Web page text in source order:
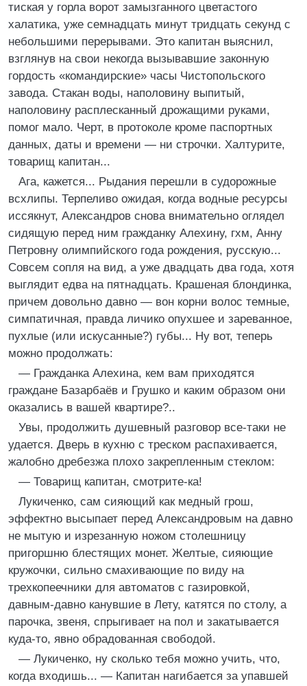
тиская у горла ворот замызганного цветастого
халатика, уже семнадцать минут тридцать секунд с
небольшими перерывами. Это капитан выяснил,
взглянув на свои некогда вызывавшие законную
гордость «командирские» часы Чистопольского
завода. Стакан воды, наполовину выпитый,
наполовину расплесканный дрожащими руками,
помог мало. Черт, в протоколе кроме паспортных
данных, даты и времени — ни строчки. Халтурите,
товарищ капитан...
Ага, кажется... Рыдания перешли в судорожные
всхлипы. Терпеливо ожидая, когда водные ресурсы
иссякнут, Александров снова внимательно оглядел
сидящую перед ним гражданку Алехину, гхм, Анну
Петровну олимпийского года рождения, русскую...
Совсем сопля на вид, а уже двадцать два года, хотя
выглядит едва на пятнадцать. Крашеная блондинка,
причем довольно давно — вон корни волос темные,
симпатичная, правда личико опухшее и зареванное,
пухлые (или искусанные?) губы... Ну вот, теперь
можно продолжать:
— Гражданка Алехина, кем вам приходятся
граждане Базарбаёв и Грушко и каким образом они
оказались в вашей квартире?..
Увы, продолжить душевный разговор все-таки не
удается. Дверь в кухню с треском распахивается,
жалобно дребезжа плохо закрепленным стеклом:
— Товарищ капитан, смотрите-ка!
Лукиченко, сам сияющий как медный грош,
эффектно высыпает перед Александровым на давно
не мытую и изрезанную ножом столешницу
пригоршню блестящих монет. Желтые, сияющие
кружочки, сильно смахивающие по виду на
трехкопеечники для автоматов с газировкой,
давным-давно канувшие в Лету, катятся по столу, а
парочка, звеня, спрыгивает на пол и закатывается
куда-то, явно обрадованная свободой.
— Лукиченко, ну сколько тебя можно учить, что,
когда входишь... — Капитан нагибается за упавшей